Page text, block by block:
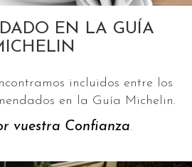
EN LA GUÍA
incluidos entre los
en la Guía Michelin.
vuestra Confianza.